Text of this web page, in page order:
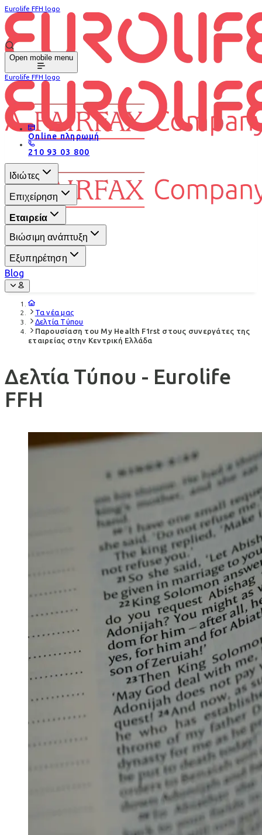
Eurolife FFH logo
Open mobile menu
Eurolife FFH logo
Online πληρωμή
210 93 03 800
Ιδιώτες
Επιχείρηση
Εταιρεία
Βιώσιμη ανάπτυξη
Εξυπηρέτηση
Blog
Τα νέα μας
Δελτία Τύπου
Παρουσίαση του My Health F1rst στους συνεργάτες της
εταιρείας στην Κεντρική Ελλάδα
Δελτία Τύπου - Eurolife
FFH